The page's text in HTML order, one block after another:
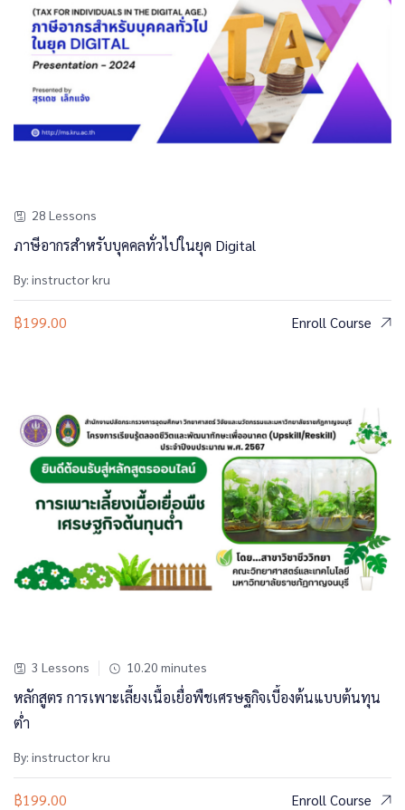
28 Lessons
ภาษีอากรสำหรับบุคคลทั่วไปในยุค Digital
By: instructor kru
฿199.00 Enroll Course
3 Lessons 10.20 minutes
หลักสูตร การเพาะเลี้ยงเนื้อเยื่อพืชเศรษฐกิจเบี้องต้นแบบต้นทุน
ต่ำ
By: instructor kru
฿199.00 Enroll Course